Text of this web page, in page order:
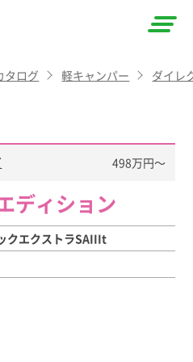
タログ 軽キャンパー ダイレ
498万円〜
ディション
クエクストラSAIIIt